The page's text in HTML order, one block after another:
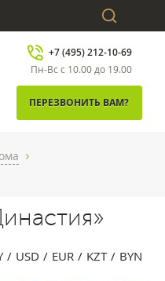
+7 (495) 212-10-69
Пн-Вс с 10.00 до 19.00
ПЕРЕЗВОНИТЬ ВАМ?
chevron_right
USD EUR KZT BYN